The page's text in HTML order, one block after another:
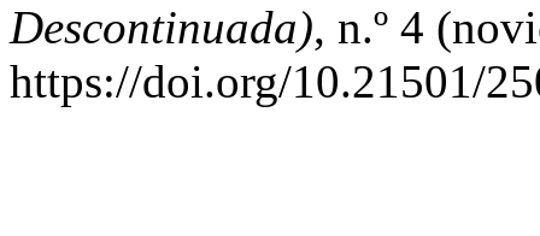
Descontinuada), n.º 4
https://doi.org/10.21501/